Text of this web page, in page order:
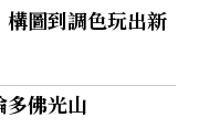
圖到調色玩出新
佛光山